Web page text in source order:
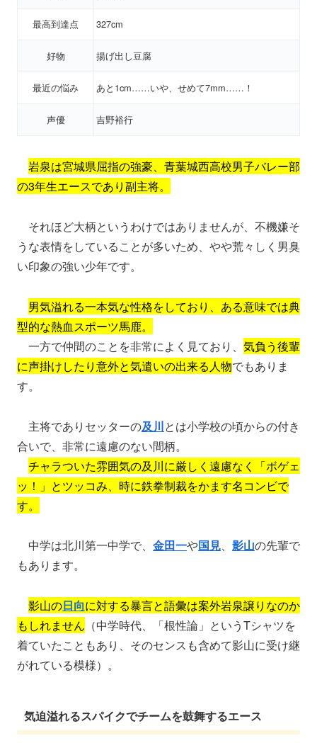
最高到達点 327cm
好物 揚げ出し豆腐
最近の悩み あと1cm……いや、せめて7mm……！
声優 吉野裕行
岩泉は宮城県屈指の強豪、青葉城西高校男子バレー部
の3年生エースであり副主将。
それほど大柄というわけではありませんが、不機嫌そ
うな表情をしていることが多いため、やや荒々しく男臭
い印象の強い少年です。
男気溢れる一本気な性格をしており、ある意味では典
型的な熱血スポーツ馬鹿。
一方で仲間のことを非常によく見ており、 気負う後輩
に声掛けしたり意外と気遣いの出来る人物でもありま
す。
主将でありセッターの及川とは小学校の頃からの付き
合いで、非常に遠慮のない間柄。
チャラついた雰囲気の及川に厳しく遠慮なく「ボゲェ
ッ！」とツッコみ、時に鉄拳制裁をかます名コンビで
す。
中学は北川第一中学で、 金田一や国見、 影山の先輩で
もあります。
影山の日向に対する暴言と語彙は案外岩泉譲りなのか
もしれません （中学時代、「根性論」というTシャツを
着ていたこともあり、そのセンスも含めて影山に受け継
がれている模様）。
気迫溢れるスパイクでチームを鼓舞するエース